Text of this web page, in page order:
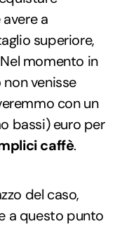
a
superiore,
momento in
venisse
con un
bassi) euro per
caffè.
del caso,
a questo punto